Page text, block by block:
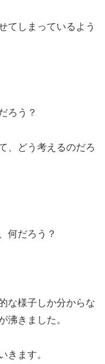
てしまっているよう
ろう？
、どう考えるのだろ
何だろう？
な様子しか分からな
沸きました。
きます。